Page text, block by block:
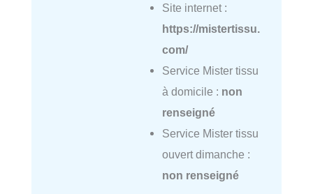
Site internet :
https://mistertissu.
com/
Service Mister tissu
à domicile : non
renseigné
Service Mister tissu
ouvert dimanche :
non renseigné